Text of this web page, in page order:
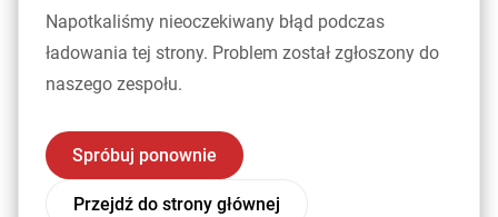
Napotkaliśmy nieoczekiwany błąd podczas
ładowania tej strony. Problem został zgłoszony do
naszego zespołu.
Spróbuj ponownie
Przejdź do strony głównej